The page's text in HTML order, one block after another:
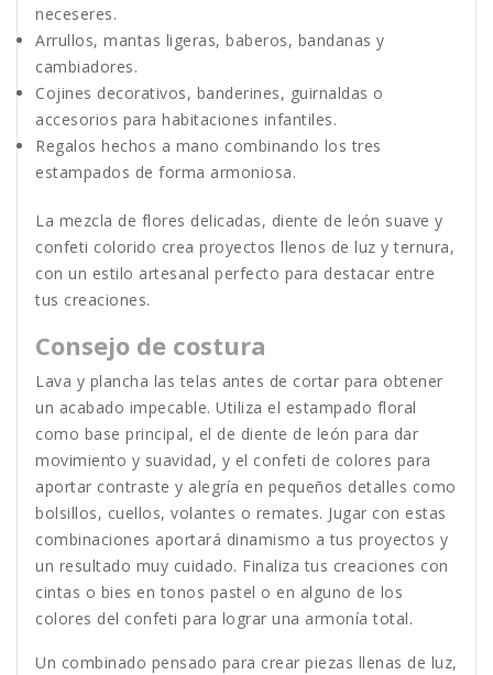
neceseres.
Arrullos, mantas ligeras, baberos, bandanas y
cambiadores.
Cojines decorativos, banderines, guirnaldas o
accesorios para habitaciones infantiles.
Regalos hechos a mano combinando los tres
estampados de forma armoniosa.
La mezcla de flores delicadas, diente de león suave y
confeti colorido crea proyectos llenos de luz y ternura,
con un estilo artesanal perfecto para destacar entre
tus creaciones.
Consejo de costura
Lava y plancha las telas antes de cortar para obtener
un acabado impecable. Utiliza el estampado floral
como base principal, el de diente de león para dar
movimiento y suavidad, y el confeti de colores para
aportar contraste y alegría en pequeños detalles como
bolsillos, cuellos, volantes o remates. Jugar con estas
combinaciones aportará dinamismo a tus proyectos y
un resultado muy cuidado. Finaliza tus creaciones con
cintas o bies en tonos pastel o en alguno de los
colores del confeti para lograr una armonía total.
Un combinado pensado para crear piezas llenas de luz,